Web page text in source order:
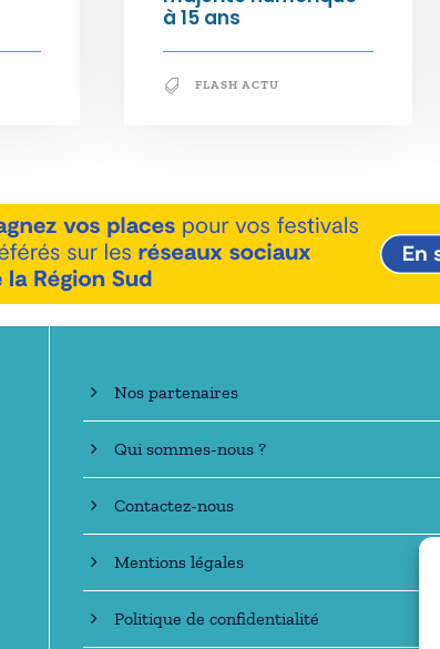
à 15 ans
FLASH ACTU
En savoir +
Nos partenaires
Qui sommes-nous ?
Contactez-nous
Mentions légales
Politique de confidentialité